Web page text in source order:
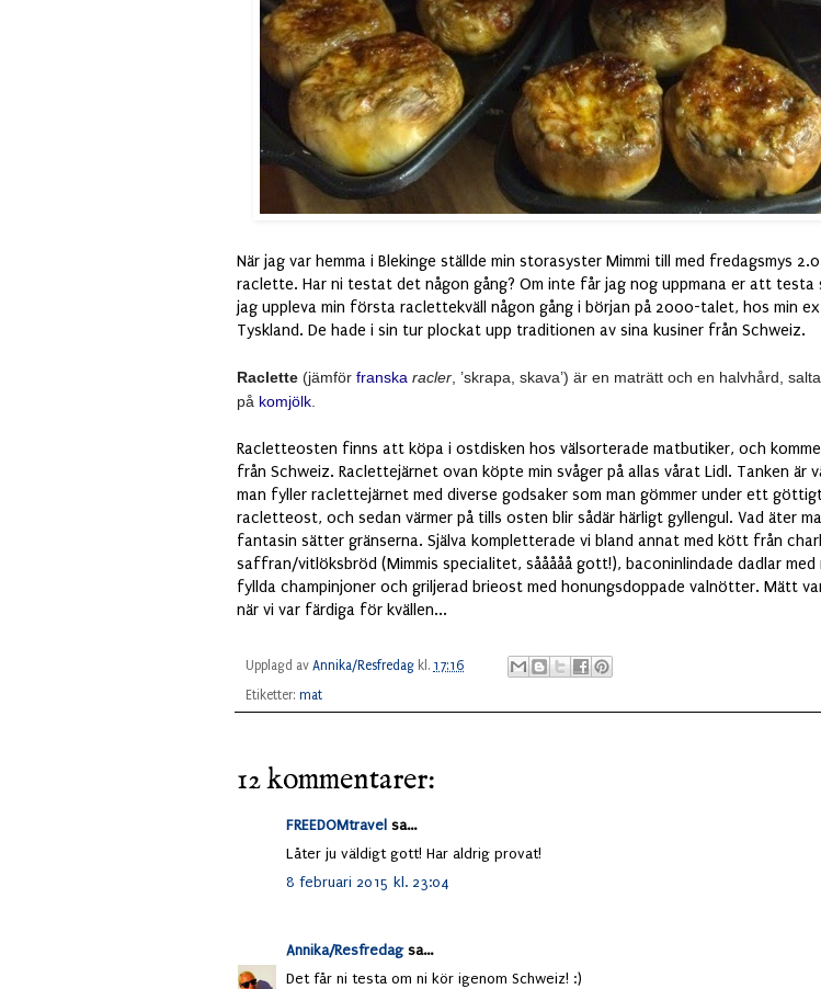
När jag var hemma i Blekinge ställde min storasyster Mimmi till med fredagsmys
raclette. Har ni testat det någon gång? Om inte får jag nog uppmana er att testa
jag uppleva min första raclettekväll någon gång i början på 2000-talet, hos min
Tyskland. De hade i sin tur plockat upp traditionen av sina kusiner från Schweiz.
Raclette (jämför franska racler , ’skrapa, skava’) är en maträtt och en halvhård,
på komjölk
Racletteosten finns att köpa i ostdisken hos välsorterade matbutiker, och
från Schweiz. Raclettejärnet ovan köpte min svåger på allas vårat Lidl. Tanken är
man fyller raclettejärnet med diverse godsaker som man gömmer under ett
racletteost, och sedan värmer på tills osten blir sådär härligt gyllengul. Vad äter
fantasin sätter gränserna. Själva kompletterade vi bland annat med kött från
saffran/vitlöksbröd (Mimmis specialitet, sååååå gott!), baconinlindade dadlar med
fyllda champinjoner och griljerad brieost med honungsdoppade valnötter. Mätt
när vi var färdiga för kvällen...
Upplagd av Annika/Resfredag kl. 17:16
Etiketter: mat
12 kommentarer:
FREEDOMtravel sa...
Låter ju väldigt gott! Har aldrig provat!
8 februari 2015 kl. 23:04
Annika/Resfredagsa...
Det får ni testa om ni kör igenom Schweiz! :)